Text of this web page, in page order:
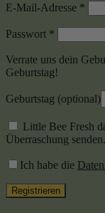
E-Mail-Adresse *
Passwort *
Verrate uns dein
Geburtstag!
Geburtstag (optional)
Little Bee Fresh
Überraschung senden.
Ich habe die
Registrieren